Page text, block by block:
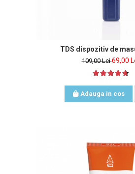
TDS dispozitiv de
109,00 Lei69,00
Adauga in cos